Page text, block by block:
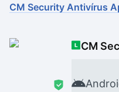
CM Security Antivírus
CM